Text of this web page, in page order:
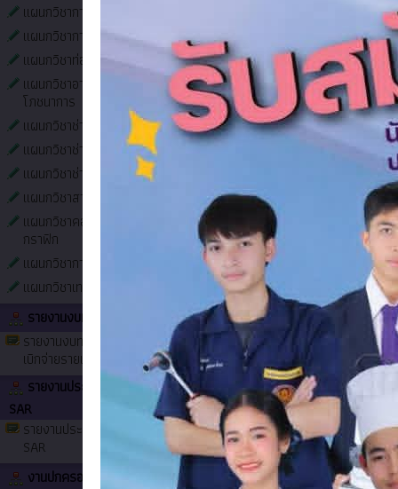
แผนกวิชาการโรงแรม
แผนกวิชาการบัญชี
แผนกวิชาท่องเที่ยว
แผนกวิชาอาหารและ
โภชนาการ
แผนกวิชาช่างไฟฟ้า
แผนกวิชาช่างก่อสร้าง
แผนกวิชาช่างยนต์
แผนกวิชาสามัญสัมพันธ์
แผนกวิชาคอมพิวเตอร์
กราฟิก
แผนกวิชาการตลาด
แผนกวิชาเทคนิคพื้นฐาน
รายงานงบทดลอง
รายงานงบทดลองหน่วย
เบิกจ่ายรายเดือน
รายงานประเมินตนเอง
SAR
รายงานประเมินตนเอง
SAR
งานปกครอง